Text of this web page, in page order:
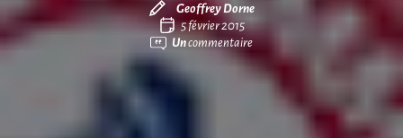
Geoffrey Dorne
5 février 2015
Uncommentaire